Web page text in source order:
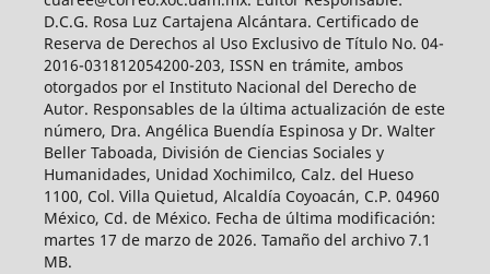
D.C.G. Rosa Luz Cartajena Alcántara. Certificado de
Reserva de Derechos al Uso Exclusivo de Título No. 04-
2016-031812054200-203, ISSN en trámite, ambos
otorgados por el Instituto Nacional del Derecho de
Autor. Responsables de la última actualización de este
número, Dra. Angélica Buendía Espinosa y Dr. Walter
Beller Taboada, División de Ciencias Sociales y
Humanidades, Unidad Xochimilco, Calz. del Hueso
1100, Col. Villa Quietud, Alcaldía Coyoacán, C.P. 04960
México, Cd. de México. Fecha de última modificación:
martes 17 de marzo de 2026. Tamaño del archivo 7.1
MB.